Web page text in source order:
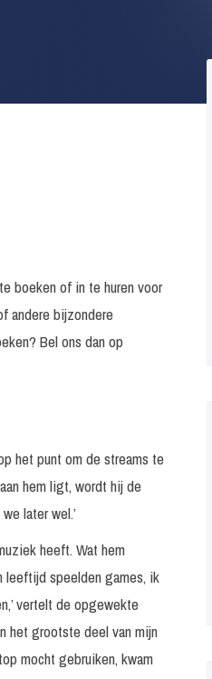
boeken of in te huren voor
andere bijzondere
Bel ons dan op
het punt om de streams te
hem ligt, wordt hij de
later wel.’
heeft. Wat hem
leeftijd speelden games, ik
vertelt de opgewekte
het grootste deel van mijn
mocht gebruiken, kwam